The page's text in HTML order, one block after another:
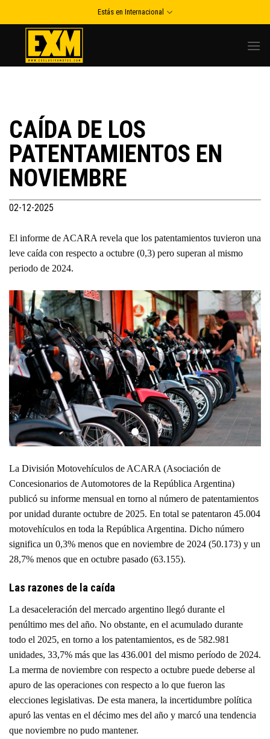
to
Estás en Internacional
CAÍDA DE LOS
PATENTAMIENTOS EN
NOVIEMBRE
02-12-2025
El informe de ACARA revela que los patentamientos tuvieron una
leve caída con respecto a octubre (0,3) pero superan al mismo
periodo de 2024.
La División Motovehículos de ACARA (Asociación de
Concesionarios de Automotores de la República Argentina)
publicó su informe mensual en torno al número de patentamientos
por unidad durante octubre de 2025. En total se patentaron 45.004
motovehículos en toda la República Argentina. Dicho número
significa un 0,3% menos que en noviembre de 2024 (50.173) y un
28,7% menos que en octubre pasado (63.155).
Las razones de la caída
La desaceleración del mercado argentino llegó durante el
penúltimo mes del año. No obstante, en el acumulado durante
todo el 2025, en torno a los patentamientos, es de 582.981
unidades, 33,7% más que las 436.001 del mismo período de 2024.
La merma de noviembre con respecto a octubre puede deberse al
apuro de las operaciones con respecto a lo que fueron las
elecciones legislativas. De esta manera, la incertidumbre política
apuró las ventas en el décimo mes del año y marcó una tendencia
que noviembre no pudo mantener.